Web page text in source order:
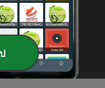
a celebração da
necessária